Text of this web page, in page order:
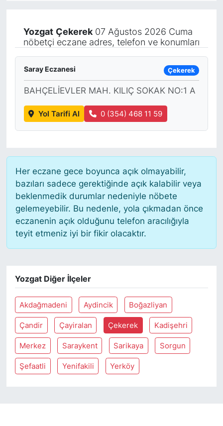
Yozgat Çekerek07 Ağustos 2026 Cuma
nöbetçi eczane adres, telefon ve konumları
Saray Eczanesi Çekerek
BAHÇELİEVLER MAH. KILIÇ SOKAK NO:1 A
Yol Tarifi Al 0 (354) 468 11 59
Her eczane gece boyunca açık olmayabilir,
bazıları sadece gerektiğinde açık kalabilir veya
beklenmedik durumlar nedeniyle nöbete
gelemeyebilir. Bu nedenle, yola çıkmadan önce
eczanenin açık olduğunu telefon aracılığıyla
teyit etmeniz iyi bir fikir olacaktır.
Yozgat Diğer İlçeler
Akdağmadeni Aydincik Boğazliyan
Çandir Çayiralan Çekerek Kadişehri
Merkez Saraykent Sarikaya Sorgun
Şefaatli Yenifakili Yerköy
KÖŞE YAZILARI (Arşiv)
KÜLTÜR SANAT
MAGAZİN
RÖPORTAJ
SARIYER HABERLERİ
SARIYER İMAR BARIŞI
SEKTÖR
SİYASET
SON DAKİKA HABERİ
SPOR
TEKNOLOJİ
TÜRKİYE VE DÜNYA GÜNDEMİ
VİDEO GALERİ